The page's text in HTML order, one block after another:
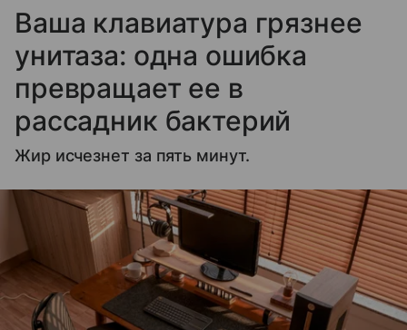
Ваша клавиатура грязнее
унитаза: одна ошибка
превращает ее в
рассадник бактерий
Жир исчезнет за пять минут.